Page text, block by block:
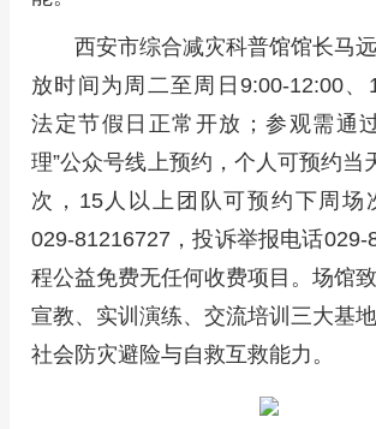
西安市综合减灾科普馆馆长马
放时间为周二至周日9:00-12:00、
法定节假日正常开放；参观需通
理”公众号线上预约，个人可预约当
次，15人以上团队可预约下周场
029-81216727，投诉举报电话029-
程公益免费无任何收费项目。场馆
宣教、实训演练、交流培训三大基
社会防灾避险与自救互救能力。